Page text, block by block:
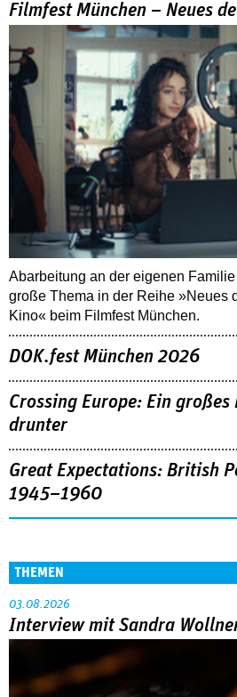
Filmfest München – Neues
Abarbeitung an der eigenen
große Thema in der Reihe »Neues
Kino« beim Filmfest München.
DOK.fest München 2026
Crossing Europe: Ein
drunter
Great Expectations: British
1945–1960
THEMEN
03.08.2026
Interview mit Sandra